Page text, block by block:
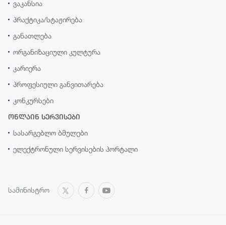
ვაკანსია
პრაქტიკა/სტაჟირება
განათლება
ორგანიზაციული კულტურა
კარიერა
პროფესიული განვითარება
კონკურსები
ონლაინ სერვისები
სასარგებლო ბმულები
ელექტრონული სერვისების პორტალი
სამინისტრო